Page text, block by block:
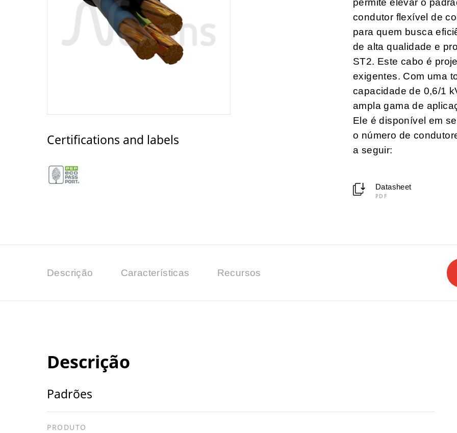
Certifications and labels
permite elevar o
condutor flexível de
para quem busca
de alta qualidade e
ST2. Este cabo é
exigentes. Com uma
capacidade de 0,6/1
ampla gama de
Ele é disponível em
o número de
a seguir:
Datasheet
PDF
Descrição Características Recursos
Descrição
Padrões
PRODUTO